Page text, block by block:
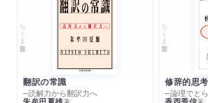
ちくま学芸文庫
翻訳の常識
─読解力から翻訳力へ
ちくま学芸文庫
修辞的思考
─論理でと